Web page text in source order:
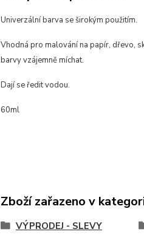
Univerzální barva se širokým použitím.
Vhodná pro malování na papír, dřevo,
barvy vzájemně míchat.
Dají se ředit vodou.
60ml
Zboží zařazeno v
VÝPRODEJ - SLEVY